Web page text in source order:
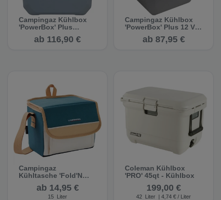
Campingaz Kühlbox
'PowerBox' Plus
12/230 V - Kühlbox
ab 116,90 €
Campingaz Kühlbox
'PowerBox' Plus 12 V, -
Kühlboxab 87,95 €
Campingaz
Kühltasche 'Fold'N
Cool' - Kühltasche
ab 14,95 €
15 Liter
Coleman Kühlbox
'PRO' 45qt - Kühlbox
199,00 €
42 Liter | 4,74 € / Liter